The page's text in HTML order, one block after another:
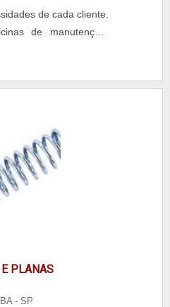
empresa altamente
possíveis pelo fato de
de alta qualidade
as atividades e
alta qualidade e
de alta qualidade,
de excelência de
de cada cliente.
de manutenção,
distribuidores e demais
com alta
de tratamento térmico
asseguram maior
e baixa necessidade
oferece suporte
rápida, preços
focado em
PLANAS
- SP